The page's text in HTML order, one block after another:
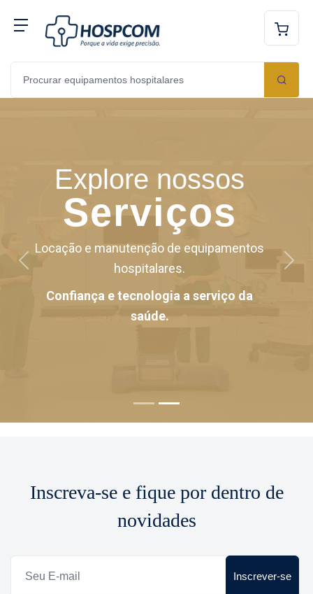
Explore nossos
Serviços
Locação e manutenção de equipamentos
hospitalares.
Confiança e tecnologia a serviço da
saúde.
Anterior
Inscreva-se e fique por dentro de
novidades
Inscrever-se